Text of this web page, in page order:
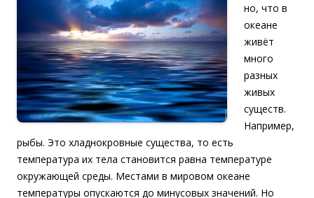
но, что в
океане
живёт
много
разных
живых
существ.
Например,
рыбы. Это хладнокровные существа, то есть
температура их тела становится равна температуре
окружающей среды. Местами в мировом океане
температуры опускаются до минусовых значений. Но